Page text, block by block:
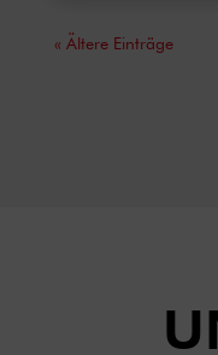
« Ältere Einträge